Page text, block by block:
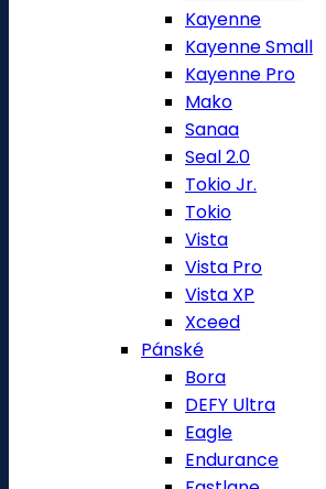
Kayenne
Kayenne Small
Kayenne Pro
Mako
Sanaa
Seal 2.0
Tokio Jr.
Tokio
Vista
Vista Pro
Vista XP
Xceed
Pánské
Bora
DEFY Ultra
Eagle
Endurance